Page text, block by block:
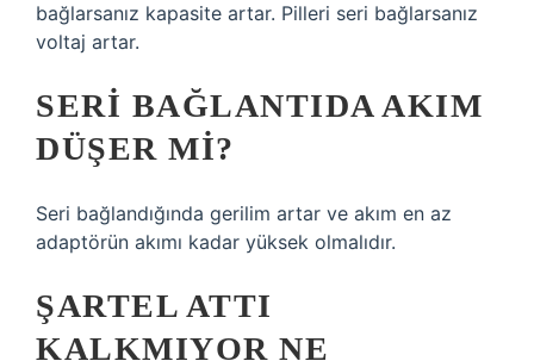
bağlarsanız kapasite artar. Pilleri seri bağlarsanız
voltaj artar.
SERI BAĞLANTIDA AKIM
DÜŞER MI?
Seri bağlandığında gerilim artar ve akım en az
adaptörün akımı kadar yüksek olmalıdır.
ŞARTEL ATTI
KALKMIYOR NE